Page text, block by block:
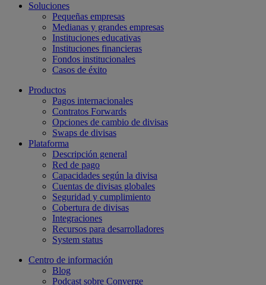
Soluciones
Pequeñas empresas
Medianas y grandes empresas
Instituciones educativas
Instituciones financieras
Fondos institucionales
Casos de éxito
Productos
Pagos internacionales
Contratos Forwards
Opciones de cambio de divisas
Swaps de divisas
Plataforma
Descripción general
Red de pago
Capacidades según la divisa
Cuentas de divisas globales
Seguridad y cumplimiento
Cobertura de divisas
Integraciones
Recursos para desarrolladores
System status
Centro de información
Blog
Podcast sobre Converge